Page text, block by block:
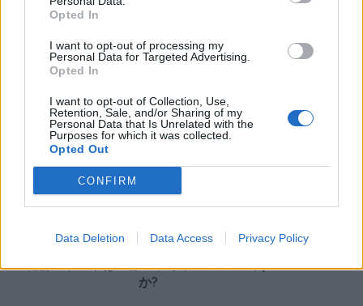
Opted In
I want to opt-out of processing my
Personal Data for Targeted Advertising.
Opted In
I want to opt-out of Collection, Use,
Retention, Sale, and/or Sharing of my
Personal Data that Is Unrelated with the
Purposes for which it was collected.
Opted Out
CONFIRM
Data Deletion Data Access Privacy Policy
粉に基づいて計算されます。あなたが敏感な
花粉がどれも飛散していない場合、全体のリ
スク指数は0/10になります。
自分がどの花粉に敏感か、どうすればわかり
ますか?
毎日表示される活発な花粉の詳細と、ご自身
の感覚や体調を比較して、敏感な花粉を特定
してください。近い将来、アレルギーエピソ
ードの日記をつけるオプションが利用可能に
なり、アレルギーをよりよく理解するのに役
立ちます。
花粉アラートは医療アプリケーションです
か?